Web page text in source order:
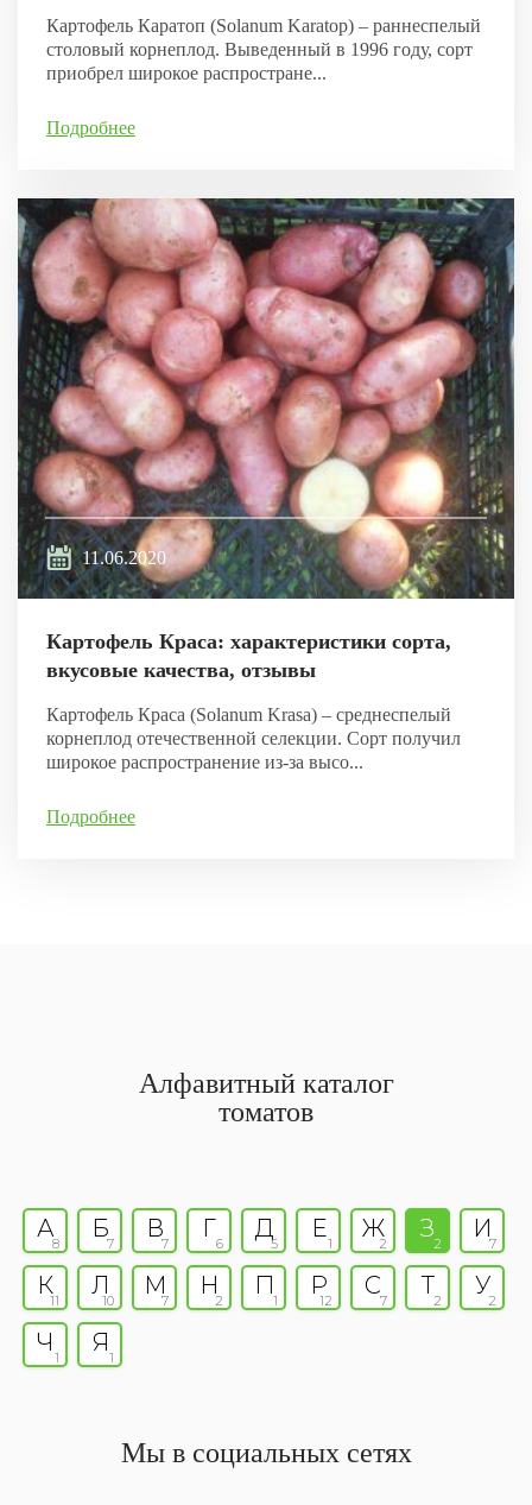
Картофель Каратоп (Solanum Karatop) – раннеспелый
столовый корнеплод. Выведенный в 1996 году, сорт
приобрел широкое распростране...
Подробнее
11.06.2020
Картофель Краса: характеристики сорта,
вкусовые качества, отзывы
Картофель Краса (Solanum Krasa) – среднеспелый
корнеплод отечественной селекции. Сорт получил
широкое распространение из-за высо...
Подробнее
Алфавитный каталог
томатов
А
8
Б
7
В
7
Г
6
Д
5
Е
1
Ж
2
З
2
И
7
К
11
Л
10
М
7
Н
2
П
1
Р
12
С
7
Т
2
У
2
Ч
1
Я
1
Мы в социальных сетях